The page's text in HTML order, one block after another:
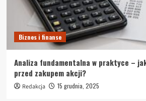
Biznes i finanse
Analiza fundamentalna w praktyce –
przed zakupem akcji?
Redakcja 15 grudnia, 2025